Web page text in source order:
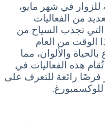
للزوار في شهر مايو،
من الفعاليات
التي تجذب السياح من
الوقت من العام
والألوان، مما
هذه الفعاليات في
فرصًا رائعة للتعرف على
للوكسمبورغ.